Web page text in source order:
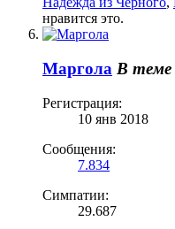
нравится это.
Маргола В теме
Регистрация:
10 янв 2018
Сообщения:
7.834
Симпатии:
29.687